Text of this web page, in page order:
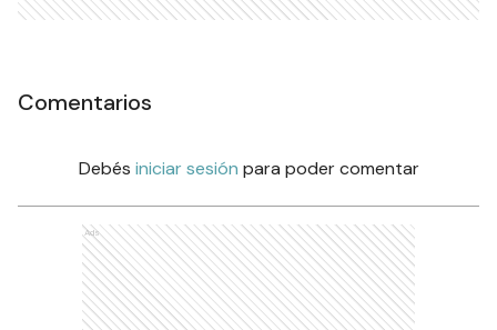
Comentarios
Debés iniciar sesión para poder comentar
Ads